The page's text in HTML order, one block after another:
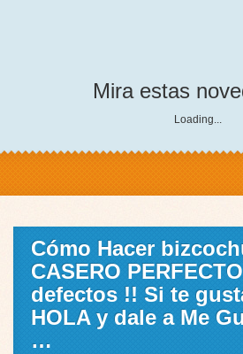
Mira estas
Loading...
Cómo Hacer
CASERO
defectos !! Si te
HOLA y dale a Me
…